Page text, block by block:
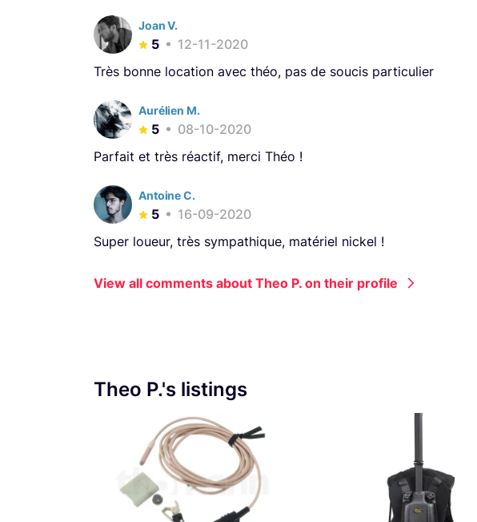
Joan V.
5
12-11-2020
Très bonne location avec théo, pas de soucis particulier
Aurélien M.
5
08-10-2020
Parfait et très réactif, merci Théo !
Antoine C.
5
16-09-2020
Super loueur, très sympathique, matériel nickel !
View all comments about Theo P. on their profile
Theo P.'s listings